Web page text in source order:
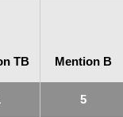
TB Mention B
5